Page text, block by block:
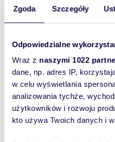
Zgoda Szczegóły
Odpowiedzialne
Wraz z naszymi 1022
dane, np. adres IP,
w celu wyświetlania
analizowania tychże,
użytkowników i rozwoju
kto używa Twoich danych i